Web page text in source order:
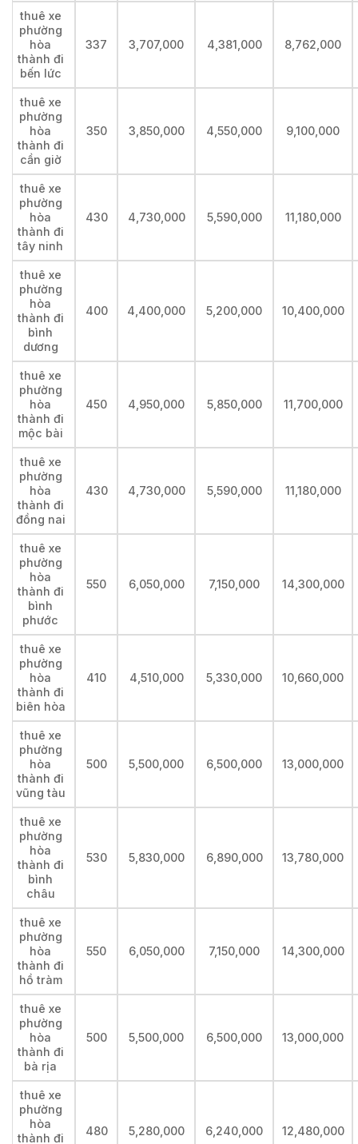
thuê xe
phường
hòa
thành đi
bến lức
337 3,707,000 4,381,000 8,762,000
thuê xe
phường
hòa
thành đi
cần giờ
350 3,850,000 4,550,000 9,100,000
thuê xe
phường
hòa
thành đi
tây ninh
430 4,730,000 5,590,000 11,180,000
thuê xe
phường
hòa
thành đi
bình
dương
400 4,400,000 5,200,000 10,400,000
thuê xe
phường
hòa
thành đi
mộc bài
450 4,950,000 5,850,000 11,700,000
thuê xe
phường
hòa
thành đi
đồng nai
430 4,730,000 5,590,000 11,180,000
thuê xe
phường
hòa
thành đi
bình
phước
550 6,050,000 7,150,000 14,300,000
thuê xe
phường
hòa
thành đi
biên hòa
410 4,510,000 5,330,000 10,660,000
thuê xe
phường
hòa
thành đi
vũng tàu
500 5,500,000 6,500,000 13,000,000
thuê xe
phường
hòa
thành đi
bình
châu
530 5,830,000 6,890,000 13,780,000
thuê xe
phường
hòa
thành đi
hồ tràm
550 6,050,000 7,150,000 14,300,000
thuê xe
phường
hòa
thành đi
bà rịa
500 5,500,000 6,500,000 13,000,000
thuê xe
phường
hòa
thành đi
480 5,280,000 6,240,000 12,480,000